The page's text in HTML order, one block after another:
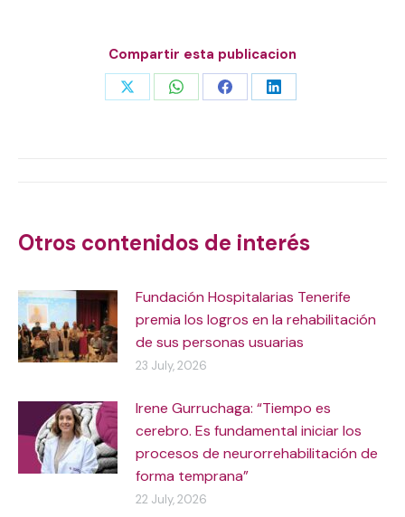
Compartir esta publicacion
Share Share Share Share
Otros contenidos de interés
Fundación Hospitalarias Tenerife
premia los logros en la rehabilitación
de sus personas usuarias
23 July, 2026
Irene Gurruchaga: “Tiempo es
cerebro. Es fundamental iniciar los
procesos de neurorrehabilitación de
forma temprana”
22 July, 2026